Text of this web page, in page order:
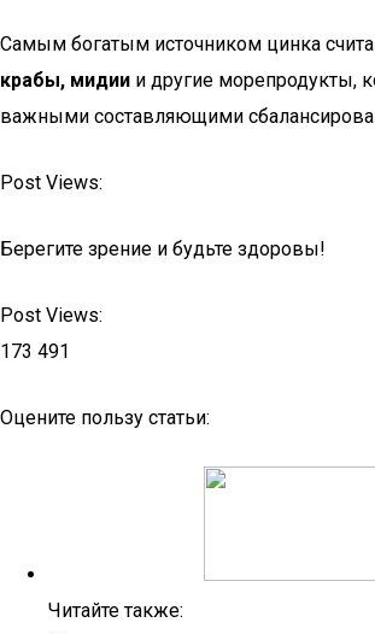
Самым богатым источником цинка
крабы, мидии и другие морепродукты,
важными составляющими
Post Views:
Берегите зрение и будьте здоровы!
Post Views:
173 491
Оцените пользу статьи:
Читайте также: